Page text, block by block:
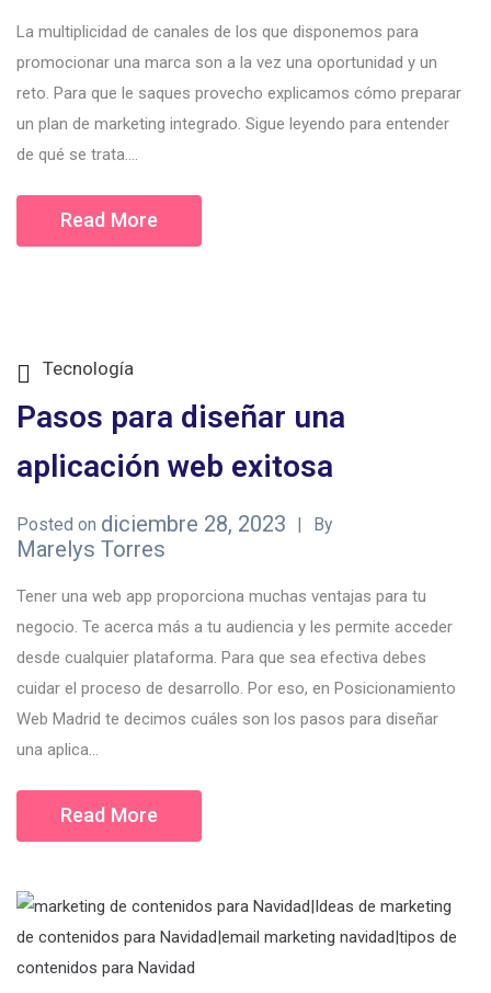
La multiplicidad de canales de los que disponemos para
promocionar una marca son a la vez una oportunidad y un
reto. Para que le saques provecho explicamos cómo preparar
un plan de marketing integrado. Sigue leyendo para entender
de qué se trata....
Read More
Tecnología
Pasos para diseñar una
aplicación web exitosa
Posted on diciembre 28, 2023 By
Marelys Torres
Tener una web app proporciona muchas ventajas para tu
negocio. Te acerca más a tu audiencia y les permite acceder
desde cualquier plataforma. Para que sea efectiva debes
cuidar el proceso de desarrollo. Por eso, en Posicionamiento
Web Madrid te decimos cuáles son los pasos para diseñar
una aplica...
Read More